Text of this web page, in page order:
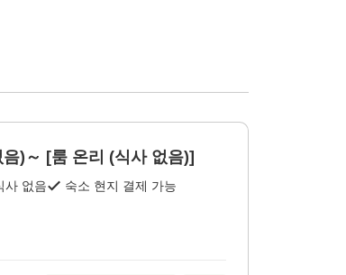
)～ [룸 온리 (식사 없음)]
사 없음
숙소 현지 결제 가능